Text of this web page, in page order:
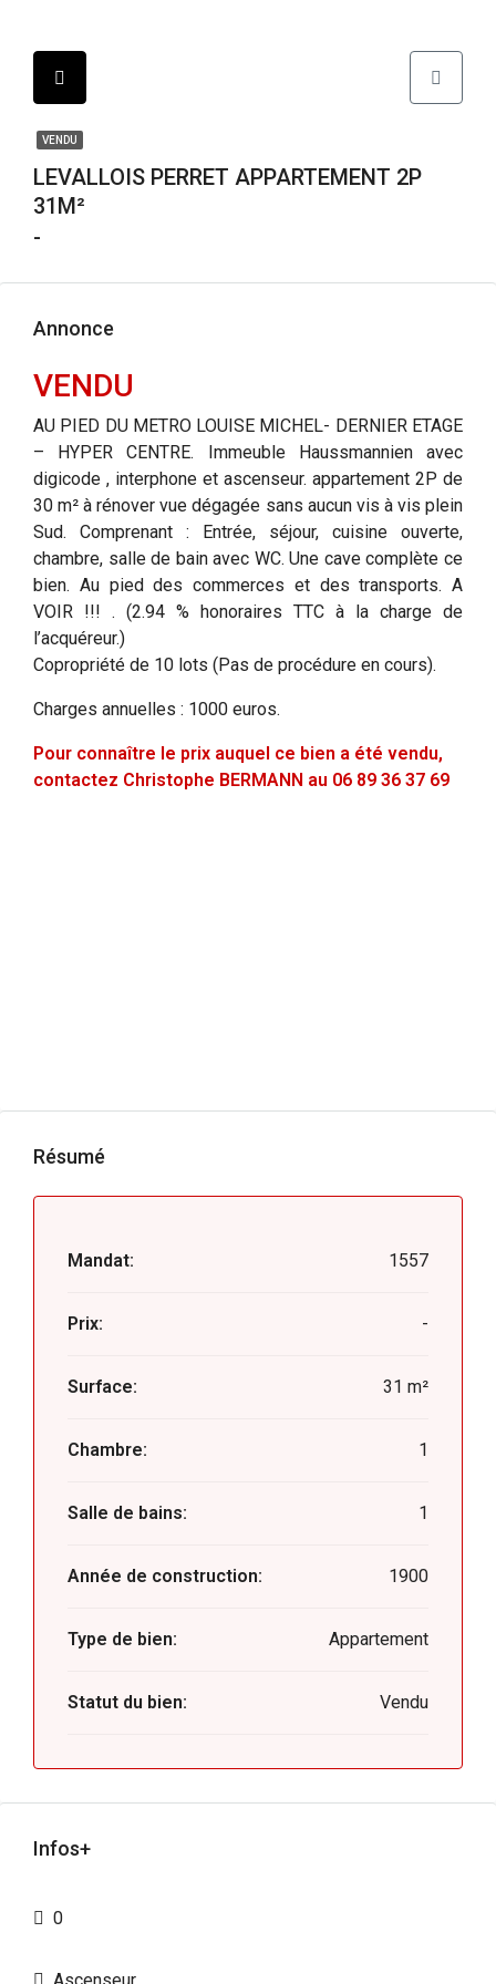
VENDU
LEVALLOIS PERRET APPARTEMENT 2P
31M²
-
Annonce
VENDU
AU PIED DU METRO LOUISE MICHEL- DERNIER ETAGE
– HYPER CENTRE. Immeuble Haussmannien avec
digicode , interphone et ascenseur. appartement 2P de
30 m² à rénover vue dégagée sans aucun vis à vis plein
Sud. Comprenant : Entrée, séjour, cuisine ouverte,
chambre, salle de bain avec WC. Une cave complète ce
bien. Au pied des commerces et des transports. A
VOIR !!! . (2.94 % honoraires TTC à la charge de
l’acquéreur.)
Copropriété de 10 lots (Pas de procédure en cours).
Charges annuelles : 1000 euros.
Pour connaître le prix auquel ce bien a été vendu,
contactez Christophe BERMANN au 06 89 36 37 69
Résumé
Mandat: 1557
Prix: -
Surface: 31 m²
Chambre: 1
Salle de bains: 1
Année de construction: 1900
Type de bien: Appartement
Statut du bien: Vendu
Infos+
0